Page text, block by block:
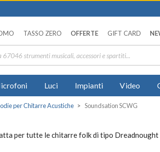
TASSO ZERO OFFERTE GIFT CARD
Luci Impianti Video
per Chitarre Acustiche Soundsation SCWG
per tutte le chitarre folk di tipo